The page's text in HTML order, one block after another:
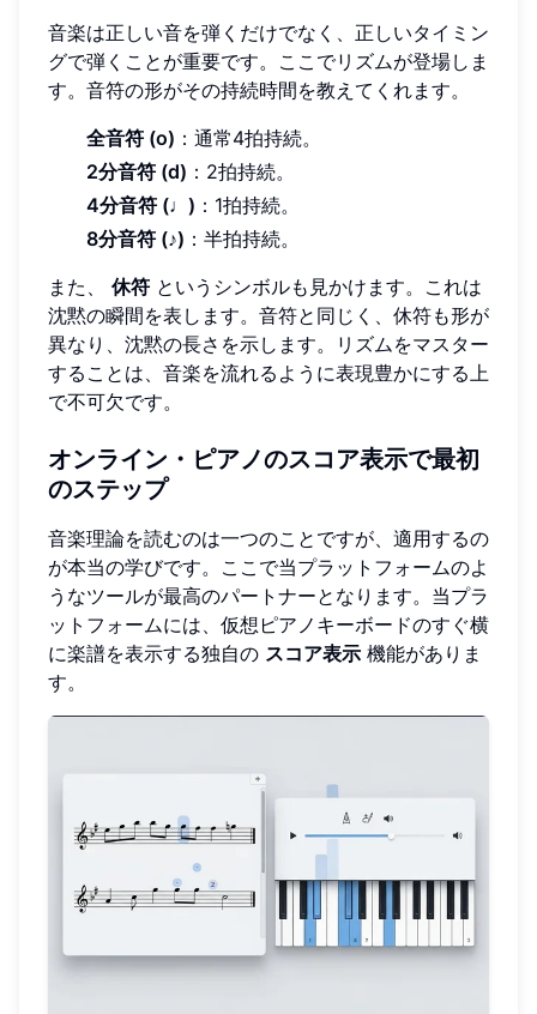
音楽は正しい音を弾くだけでなく、正しいタイミン
グで弾くことが重要です。ここでリズムが登場しま
す。音符の形がその持続時間を教えてくれます。
全音符 (o) ：通常4拍持続。
2分音符 (d) ：2拍持続。
4分音符 (♩) ：1拍持続。
8分音符 (♪) ：半拍持続。
また、 休符 というシンボルも見かけます。これは
沈黙の瞬間を表します。音符と同じく、休符も形が
異なり、沈黙の長さを示します。リズムをマスター
することは、音楽を流れるように表現豊かにする上
で不可欠です。
オンライン・ピアノのスコア表示で最初
のステップ
音楽理論を読むのは一つのことですが、適用するの
が本当の学びです。ここで当プラットフォームのよ
うなツールが最高のパートナーとなります。当プラ
ットフォームには、仮想ピアノキーボードのすぐ横
に楽譜を表示する独自の スコア表示 機能がありま
す。